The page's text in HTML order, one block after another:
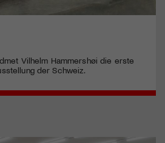
Vilhelm Hammershøi die erste
der Schweiz.